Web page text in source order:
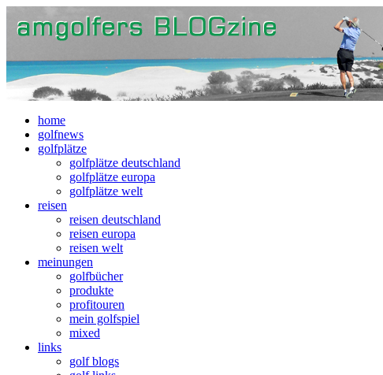
home
golfnews
golfplätze
golfplätze deutschland
golfplätze europa
golfplätze welt
reisen
reisen deutschland
reisen europa
reisen welt
meinungen
golfbücher
produkte
profitouren
mein golfspiel
mixed
links
golf blogs